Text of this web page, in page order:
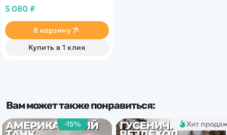
км в час. Хорошая
производителем.&nbsp;
5 080 ₽
В корзину
Купить в 1 клик
Вам может также понравиться:
Хит
-15%